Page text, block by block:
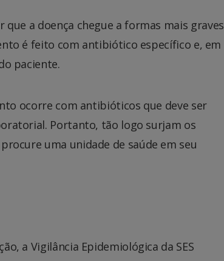
a doença chegue a formas mais graves
é feito com antibiótico específico e, em
paciente.
ocorre com antibióticos que deve ser
Portanto, tão logo surjam os
uma unidade de saúde em seu
a Vigilância Epidemiológica da SES